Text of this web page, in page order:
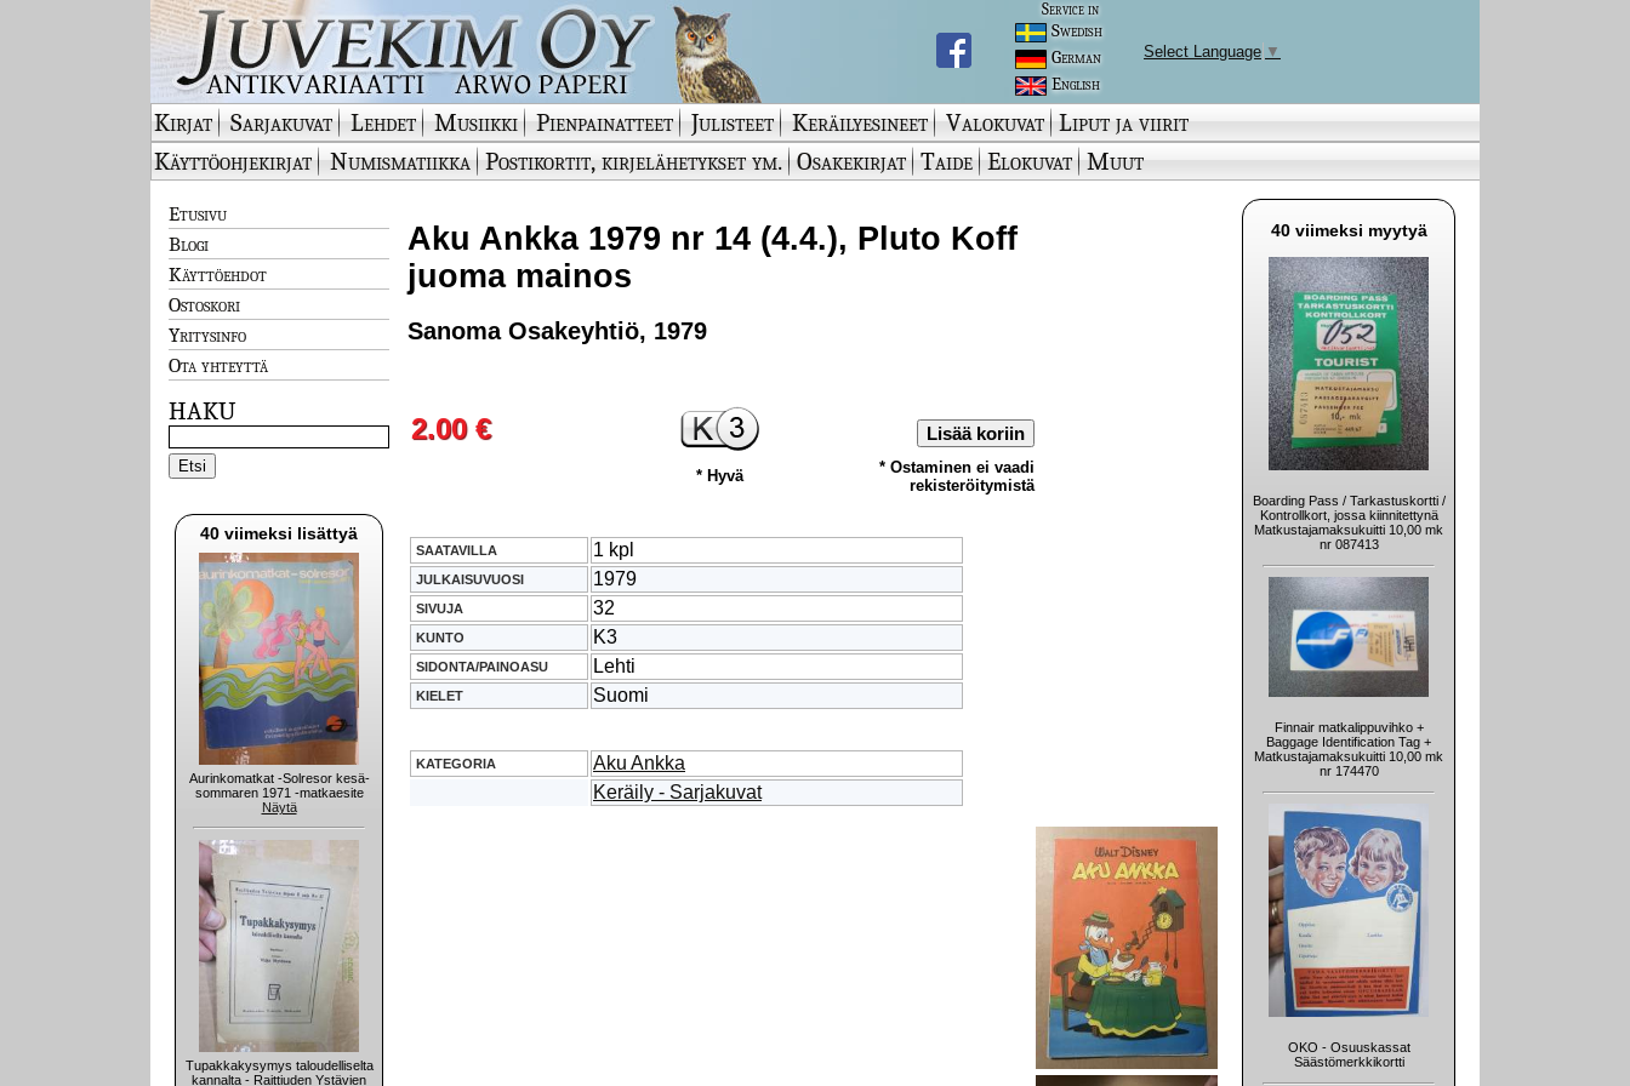
Service in
Swedish
German
English
Select Language ▼
Kirjat Sarjakuvat Lehdet Musiikki Pienpainatteet Julisteet Keräilyesineet Valokuvat Liput ja viirit
Käyttöohjekirjat
Numismatiikka Postikortit, kirjelähetykset ym. Osakekirjat Taide Elokuvat Muut
Etusivu
Blogi
Käyttöehdot
Ostoskori
Yritysinfo
Ota yhteyttä
HAKU
40 viimeksi lisättyä
Aurinkomatkat -Solresor kesä-
sommaren 1971 -matkaesite
Näytä
Tupakkakysymys taloudelliselta
kannalta - Raittiuden Ystävien
Aku Ankka 1979 nr 14 (4.4.), Pluto Koff
juoma mainos
Sanoma Osakeyhtiö, 1979
2.00 € Lisää koriin
* Hyvä
* Ostaminen ei vaadi
rekisteröitymistä
SAATAVILLA 1 kpl
JULKAISUVUOSI 1979
SIVUJA 32
KUNTO K3
SIDONTA/PAINOASU Lehti
KIELET Suomi
KATEGORIA
Aku Ankka
Keräily - Sarjakuvat
40 viimeksi myytyä
Boarding Pass / Tarkastuskortti /
Kontrollkort, jossa kiinnitettynä
Matkustajamaksukuitti 10,00 mk
nr 087413
Finnair matkalippuvihko +
Baggage Identification Tag +
Matkustajamaksukuitti 10,00 mk
nr 174470
OKO - Osuuskassat
Säästömerkkikortti